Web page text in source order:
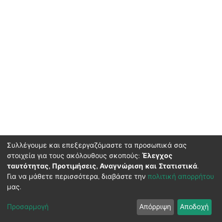
HMU Library & Information Center, Tel: (+30) 2810 379330,
irepository@hmu.gr
Instructions
Copyright © 2026, Department of Educational Process Coordination
and Support, HMU | Based on Dspace
Συλλέγουμε και επεξεργαζόμαστε τα προσωπικά σας
στοιχεία για τους ακόλουθους σκοπούς: Έλεγχος
ταυτότητας, Προτιμήσεις, Αναγνώριση και Στατιστικά.
Για να μάθετε περισσότερα, διαβάστε την πολιτική απορρήτου
μας.
Προσαρμογή Απόρριψη Αποδοχή